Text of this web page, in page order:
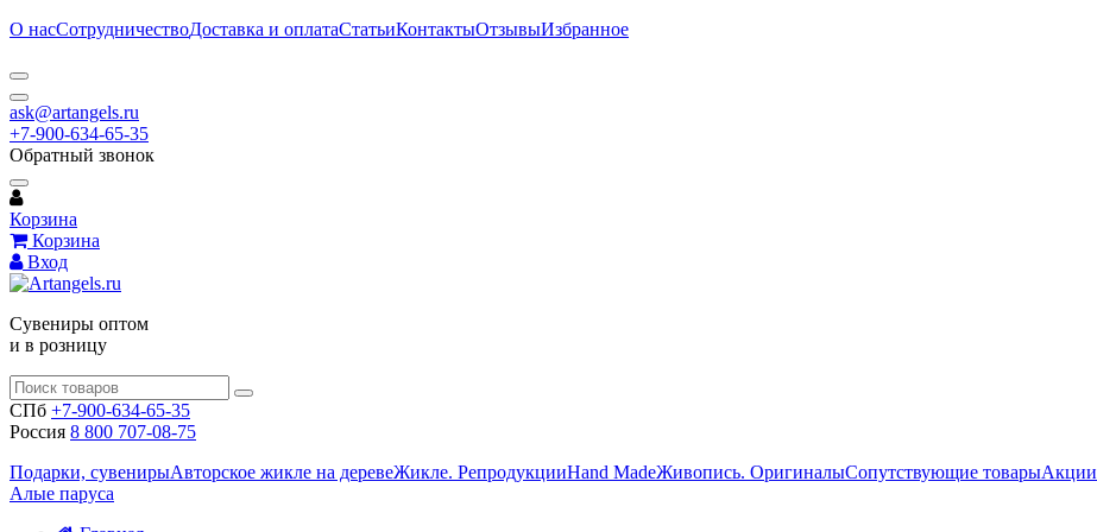
О насСотрудничествоДоставка и оплатаСтатьиКонтактыОтзывыИзбранное
ask@artangels.ru
+7-900-634-65-35
Обратный звонок
Корзина
Корзина
Вход
Сувениры оптом
и в розницу
СПб +7-900-634-65-35
Россия 8 800 707-08-75
Подарки, сувенирыАвторское жикле на деревеЖикле. РепродукцииHand MadeЖивопись. ОригиналыСопутствующие товарыАкции
Алые паруса